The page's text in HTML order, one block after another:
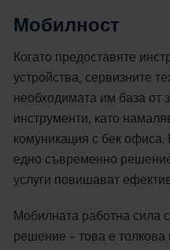
Мобилност
Когато предоставяте
устройства, сервизните
необходимата им база от
инструменти, като
комуникация с бек
едно съвременно
услуги повишават
Мобилната работна сила
решение – това е толкова